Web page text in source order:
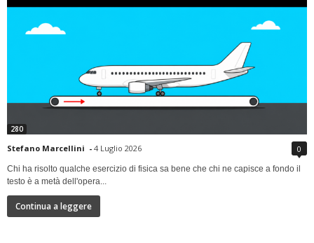
280
Stefano Marcellini - 4 Luglio 2026 0
Chi ha risolto qualche esercizio di fisica sa bene che chi ne capisce a fondo il
testo è a metà dell'opera...
Continua a leggere